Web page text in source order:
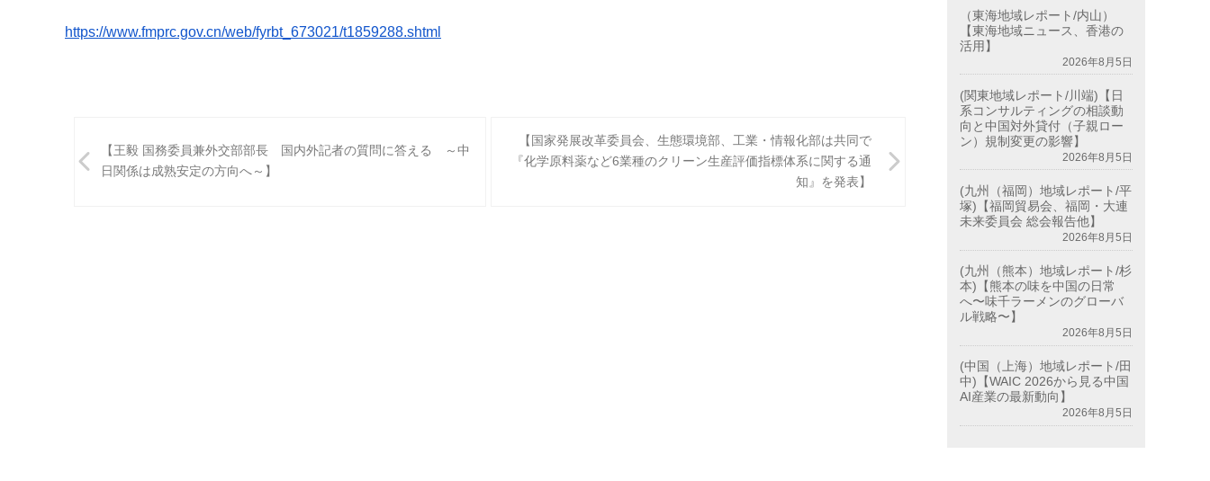
https://www.fmprc.gov.cn/web/fyrbt_673021/t1859288.shtml
稿
【王毅 国務委員兼外交部部長 国内外記者の質問に答える ～中
日関係は成熟安定の方向へ～】
【国家発展改革委員会、生態環境部、工業・情報化部は共同で
『化学原料薬など6業種のクリーン生産評価指標体系に関する通
知』を発表】
（東海地域レポート/内山）
【東海地域ニュース、香港の
活用】
2026年8月5日
(関東地域レポート/川端)【日
系コンサルティングの相談動
向と中国対外貸付（子親ロー
ン）規制変更の影響】
2026年8月5日
(九州（福岡）地域レポート/平
塚)【福岡貿易会、福岡・大連
未来委員会 総会報告他】
2026年8月5日
(九州（熊本）地域レポート/杉
本)【熊本の味を中国の日常
へ〜味千ラーメンのグローバ
ル戦略〜】
2026年8月5日
(中国（上海）地域レポート/田
中)【WAIC 2026から見る中国
AI産業の最新動向】
2026年8月5日